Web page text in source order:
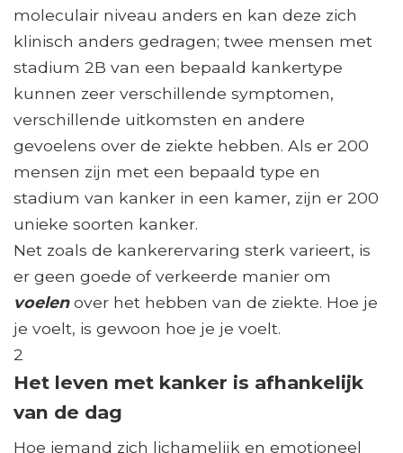
moleculair niveau anders en kan deze zich
klinisch anders gedragen; twee mensen met
stadium 2B van een bepaald kankertype
kunnen zeer verschillende symptomen,
verschillende uitkomsten en andere
gevoelens over de ziekte hebben. Als er 200
mensen zijn met een bepaald type en
stadium van kanker in een kamer, zijn er 200
unieke soorten kanker.
Net zoals de kankerervaring sterk varieert, is
er geen goede of verkeerde manier om
voelenover het hebben van de ziekte. Hoe je
je voelt, is gewoon hoe je je voelt.
2
Het leven met kanker is afhankelijk
van de dag
Hoe iemand zich lichamelijk en emotioneel